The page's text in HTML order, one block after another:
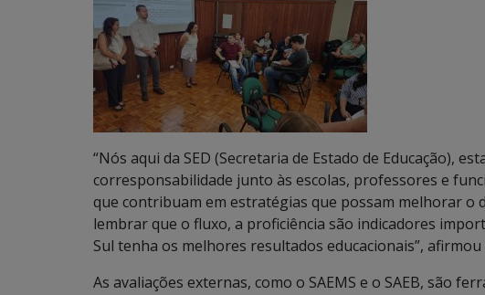
“Nós aqui da SED (Secretaria de Estado de Educação),
corresponsabilidade junto às escolas, professores e
que contribuam em estratégias que possam melhorar o
lembrar que o fluxo, a proficiência são indicadores
Sul tenha os melhores resultados educacionais”, afirmou
As avaliações externas, como o SAEMS e o SAEB, são